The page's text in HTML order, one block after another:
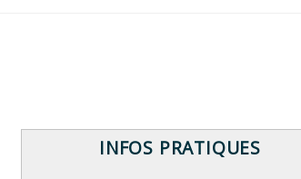
INFOS PRATIQUES